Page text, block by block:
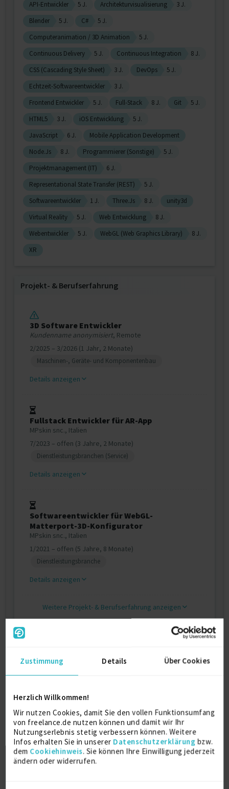
Zustimmung Details Über Cookies
Herzlich Willkommen!
Wir nutzen Cookies, damit Sie den vollen Funktionsumfang
von freelance.de nutzen können und damit wir Ihr
Nutzungserlebnis stetig verbessern können. Weitere
Infos erhalten Sie in unserer Datenschutzerklärung bzw.
dem Cookiehinweis. Sie können Ihre Einwilligung jederzeit
ändern oder widerrufen.
API-Entwickler
5 J. Architekturvisualisierung
3 J.
Blender
5 J. C#
5 J.
Computeranimation / 3D Animation
5 J.
Continuous Delivery
5 J. Continuous Integration
8 J.
CSS (Cascading Style Sheet)
3 J. DevOps
5 J.
Echtzeit-Softwareentwickler
3 J.
Frontend Entwickler
5 J. Full-Stack 8 J. Git
5 J.
HTML5
3 J. iOS Entwicklung
5 J.
JavaScript
6 J.
Mobile Application Development
Node.Js
8 J. Programmierer (Sonstige)
5 J.
Projektmanagement (IT)
6 J.
Representational State Transfer (REST)
5 J.
Softwareentwickler
1 J. Three.Js 8 J.
unity3d
Virtual Reality
5 J. Web Entwicklung
8 J.
Webentwickler
5 J. WebGL (Web Graphics Library)
8 J.
XR
Projekt‐ & Berufserfahrung
3D Software Entwickler
Kundenname anonymisiert, Remote
2/2025 – 3/2026 (1 Jahr, 2 Monate)
Maschinen-, Geräte- und Komponentenbau
Details anzeigen
Fullstack Entwickler für AR-App
MPskin snc., Italien
7/2023 – offen (3 Jahre, 2 Monate)
Dienstleistungsbranchen (Service)
Details anzeigen
Softwareentwickler für WebGL-
Matterport-3D-Konfigurator
MPskin snc., Italien
1/2021 – offen (5 Jahre, 8 Monate)
Dienstleistungsbranche
Details anzeigen
Weitere Projekt‐ & Berufserfahrung anzeigen
Informatik
2017
Osnabrück
Über mich